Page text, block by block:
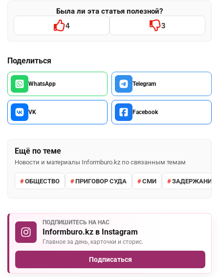
Была ли эта статья полезной?
4 3
Поделиться
WhatsApp Telegram
VK Facebook
Ещё по теме
Новости и материалы Informburo.kz по связанным темам
ОБЩЕСТВО ПРИГОВОР СУДА СМИ ЗАДЕРЖАНИЕ
ПОДПИШИТЕСЬ НА НАС
Informburo.kz в Instagram
Главное за день, карточки и сторис.
Подписаться